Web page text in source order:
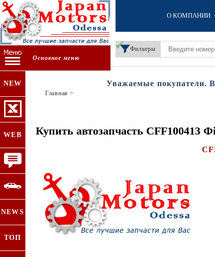
О КОМПАНИИ
Фильтры
Основное меню
NEW
WEB
NEWS
ТОП
Уважаемые покупатели. В
Главная >
Купить автозапчасть CFF100413